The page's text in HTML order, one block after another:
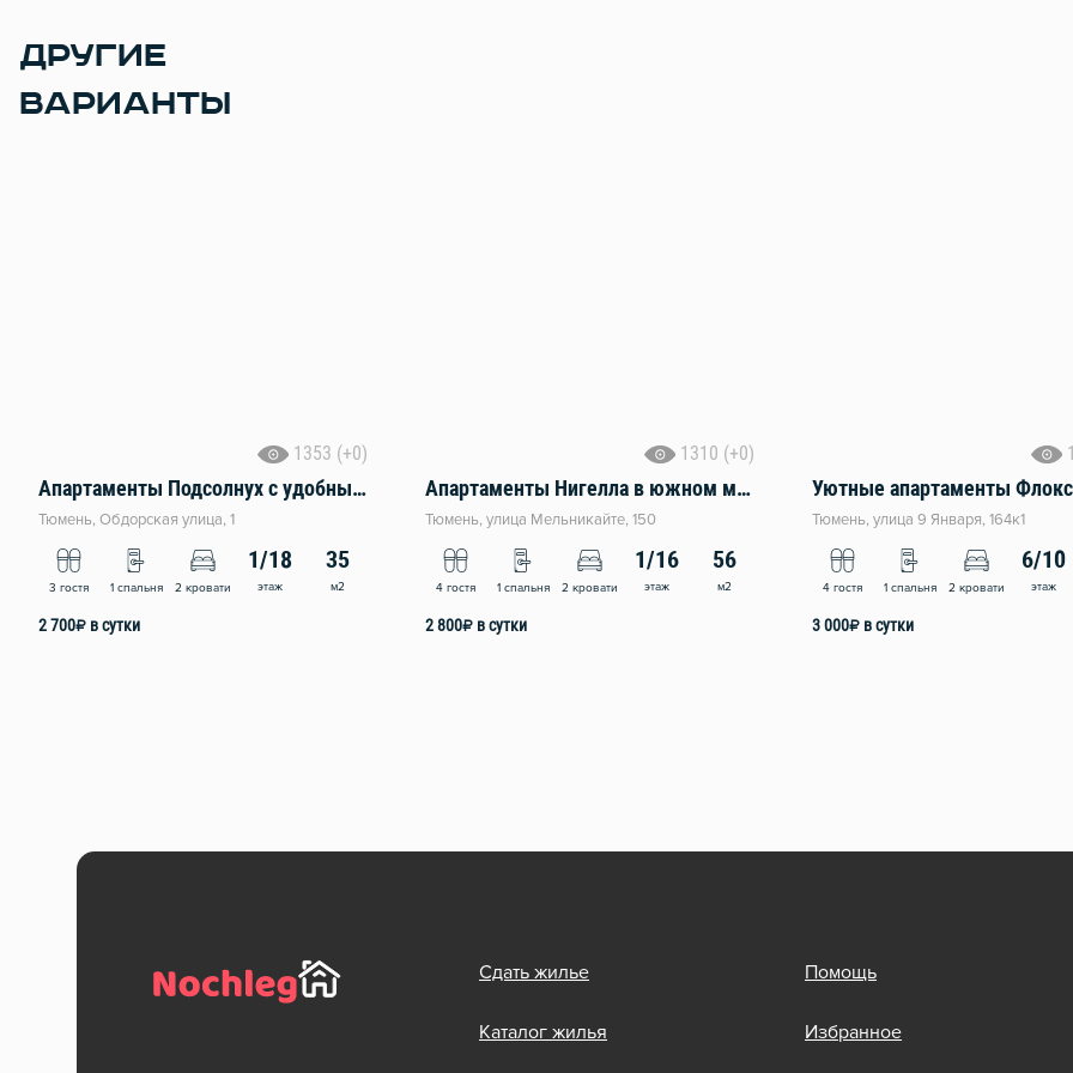
ДРУГИЕ
ВАРИАНТЫ
1353 (+0)
Апартаменты Подсолнух с удобным выездом на источники
Тюмень, Обдорская улица, 1
3 гостя 1 спальня 2 кровати
1/18
этаж
35
м2
2 700₽ в сутки
1310 (+0)
Апартаменты Нигелла в южном микрорайоне, рядом ТЦ Кристалл
Тюмень, улица Мельникайте, 150
4 гостя 1 спальня 2 кровати
1/16
этаж
56
м2
2 800₽ в сутки
Тюмень, улица 9 Января, 164к1
4 гостя 1 спальня 2 кровати
6/10
этаж
3 000₽ в сутки
Сдать жилье
Каталог жилья
Помощь
Избранное